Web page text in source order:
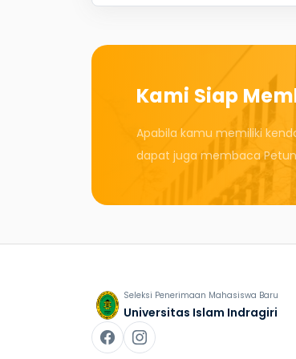
Kami Siap
Apabila kamu memiliki
dapat juga membaca
Seleksi Penerimaan Mahasiswa Baru
Universitas Islam Indragiri